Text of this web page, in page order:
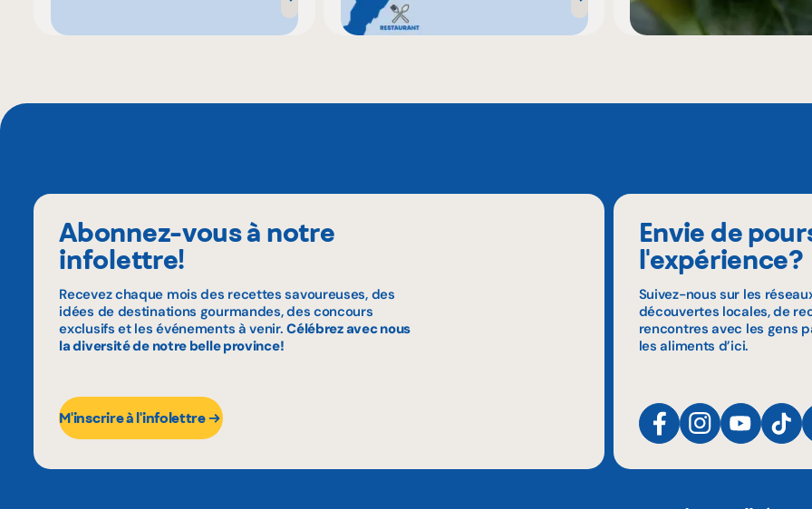
Abonnez-vous à notre
infolettre!
Recevez chaque mois des recettes savoureuses, des
idées de destinations gourmandes, des concours
exclusifs et les événements à venir.Célébrez avec nous
la diversité de notre belle province!
M'inscrire à l'infolettre
Envie de
l'expérience?
Suivez-nous sur les
découvertes locales, de
rencontres avec les gens
les aliments d’ici.